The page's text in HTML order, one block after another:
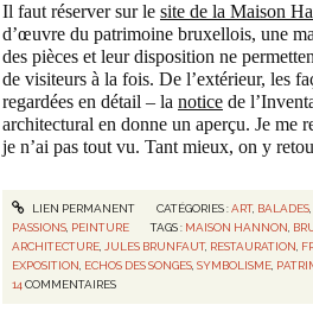
Il faut réserver sur le site de la Maison
d’œuvre du patrimoine bruxellois, une
des pièces et leur disposition ne
de visiteurs à la fois. De l’extérieur, les
regardées en détail – la notice de
architectural en donne un aperçu. Je me
je n’ai pas tout vu. Tant mieux, on y
LIEN PERMANENT CATÉGORIES :ART, BALADES,
PASSIONS PEINTURE TAGS : MAISON HANNON
ARCHITECTURE JULES BRUNFAUT, RESTAURATION
EXPOSITION ECHOS DES SONGES ,SYMBOLISME
14 COMMENTAIRES